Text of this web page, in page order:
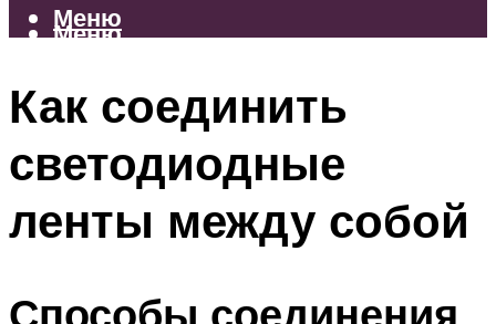
Меню
Меню
Как соединить
светодиодные
ленты между собой